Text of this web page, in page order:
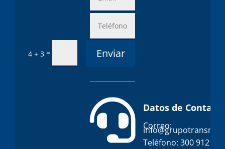
4 + 3 = Enviar
 Datos de
Correo:
Teléfono: 300 912